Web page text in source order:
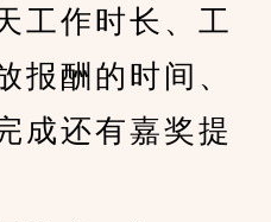
工作时长、工
报酬的时间、
成还有嘉奖提